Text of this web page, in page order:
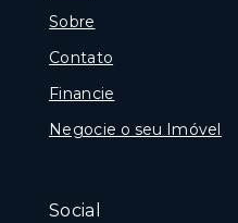
Sobre
Contato
Financie
Negocie o seu Imóvel
Social